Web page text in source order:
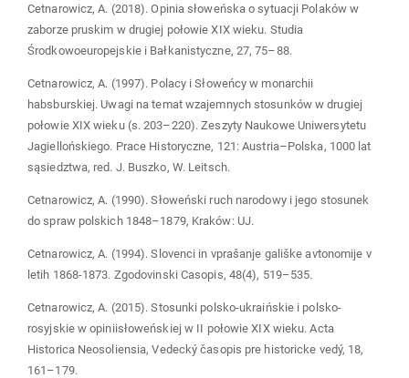
Cetnarowicz, A. (2018). Opinia słoweńska o sytuacji Polaków w
zaborze pruskim w drugiej połowie XIX wieku. Studia
Środkowoeuropejskie i Bałkanistyczne, 27, 75–88.
Cetnarowicz, A. (1997). Polacy i Słoweńcy w monarchii
habsburskiej. Uwagi na temat wzajemnych stosunków w drugiej
połowie XIX wieku (s. 203–220). Zeszyty Naukowe Uniwersytetu
Jagiellońskiego. Prace Historyczne, 121: Austria–Polska, 1000 lat
sąsiedztwa, red. J. Buszko, W. Leitsch.
Cetnarowicz, A. (1990). Słoweński ruch narodowy i jego stosunek
do spraw polskich 1848–1879, Kraków: UJ.
Cetnarowicz, A. (1994). Slovenci in vprašanje gališke avtonomije v
letih 1868-1873. Zgodovinski Casopis, 48(4), 519–535.
Cetnarowicz, A. (2015). Stosunki polsko-ukraińskie i polsko-
rosyjskie w opiniisłoweńskiej w II połowie XIX wieku. Acta
Historica Neosoliensia, Vedecký časopis pre historicke vedý, 18,
161–179.